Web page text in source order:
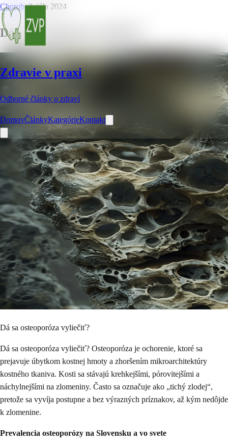
Zdravie v praxi
Odborné články o zdraví
DomovČlánkyKategórieKontakt
Choroby2. júla 2024
Dá sa osteoporóza vyliečiť?
Dá sa osteoporóza vyliečiť?
Dá sa osteoporóza vyliečiť? Osteoporóza je ochorenie, ktoré sa
prejavuje úbytkom kostnej hmoty a zhoršením mikroarchitektúry
kostného tkaniva. Kosti sa stávajú krehkejšími, pórovitejšími a
náchylnejšími na zlomeniny. Často sa označuje ako „tichý zlodej“,
pretože sa vyvíja postupne a bez výrazných príznakov, až kým nedôjde
k zlomenine.
Prevalencia osteoporózy na Slovensku a vo svete